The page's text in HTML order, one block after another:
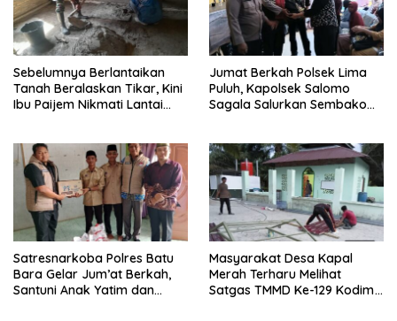
Sebelumnya Berlantaikan
Tanah Beralaskan Tikar, Kini
Ibu Paijem Nikmati Lantai
0208/Asahan
Jumat Berkah Polsek Lima
Puluh, Kapolsek Salomo
Sagala Salurkan Sembako
Satresnarkoba Polres Batu
Bara Gelar Jum’at Berkah,
Santuni Anak Yatim dan
Masyarakat Desa Kapal
Merah Terharu Melihat
Satgas TMMD Ke-129 Kodim